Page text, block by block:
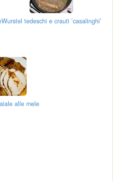
Wurstel tedeschi e crauti ’casalinghi’
alle mele